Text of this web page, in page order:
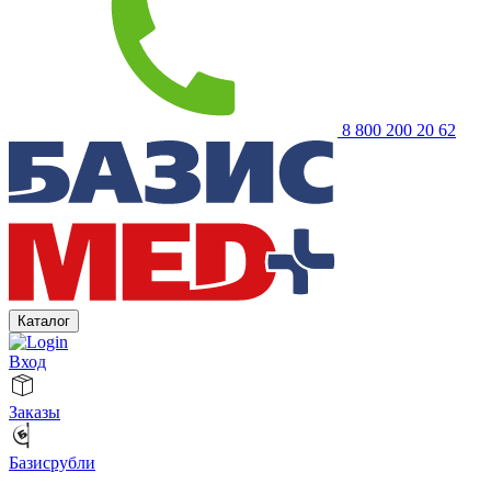
8 800 200 20 62
Каталог
Вход
Заказы
Базисрубли